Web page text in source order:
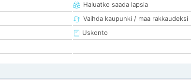
Haluatko saada lapsia
Vaihda kaupunki / maa rakkaudeksi
Uskonto